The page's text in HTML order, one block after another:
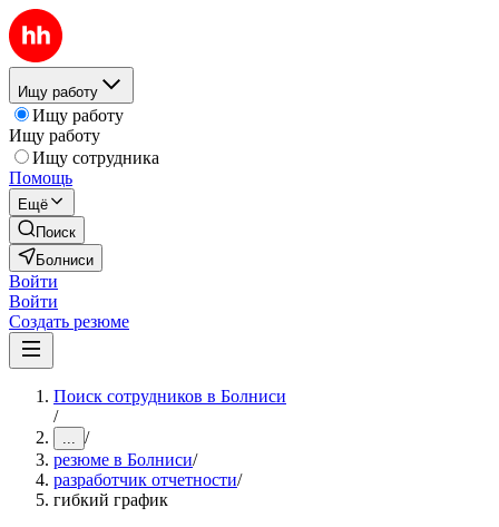
Ищу работу
Ищу работу
Ищу работу
Ищу сотрудника
Помощь
Ещё
Поиск
Болниси
Войти
Войти
Создать резюме
Поиск сотрудников в Болниси
/
... /
резюме в Болниси/
разработчик отчетности/
гибкий график